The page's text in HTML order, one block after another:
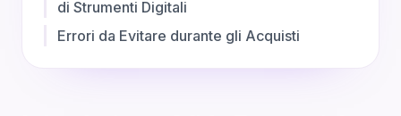
di Strumenti Digitali
Errori da Evitare durante gli Acquisti